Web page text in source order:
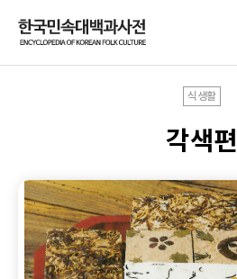
식생활
각색편